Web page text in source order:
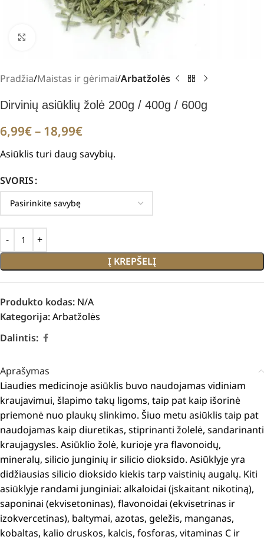
Pradžia Maistas ir gėrimai Arbatžolės
Dirvinių asiūklių žolė 200g / 400g / 600g
6,99€– 18,99€
Asiūklis turi daug savybių.
SVORIS
Į KREPŠELĮ
Produkto kodas: N/A
Kategorija:Arbatžolės
Dalintis:
Aprašymas
Liaudies medicinoje asiūklis buvo naudojamas vidiniam
kraujavimui, šlapimo takų ligoms, taip pat kaip išorinė
priemonė nuo plaukų slinkimo. Šiuo metu asiūklis taip pat
naudojamas kaip diuretikas, stiprinanti žolelė, sandarinanti
kraujagysles. Asiūklio žolė, kurioje yra flavonoidų,
mineralų, silicio junginių ir silicio dioksido. Asiūklyje yra
didžiausias silicio dioksido kiekis tarp vaistinių augalų. Kiti
asiūklyje randami junginiai: alkaloidai (įskaitant nikotiną),
saponinai (ekvisetoninas), flavonoidai (ekvisetrinas ir
izokvercetinas), baltymai, azotas, geležis, manganas,
kobaltas, kalio druskos, kalcis, fosforas, vitaminas C ir